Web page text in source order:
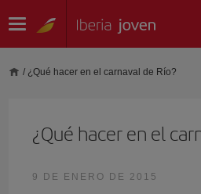
/ ¿Qué hacer en el carnaval de Río?
¿Qué hacer en el
9 DE ENERO DE 2015